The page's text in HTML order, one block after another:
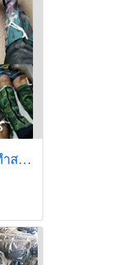
รองเท้าบูทนินจา รองเท้าทำสวน รองเท้าทำไร่ รองเท้าเดินป่า